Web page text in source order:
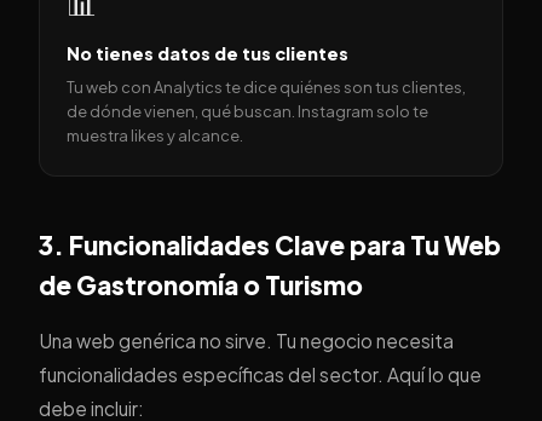
No tienes datos de tus clientes
Tu web con Analytics te dice quiénes son tus clientes,
de dónde vienen, qué buscan. Instagram solo te
muestra likes y alcance.
3. Funcionalidades Clave para Tu Web
de Gastronomía o Turismo
Una web genérica no sirve. Tu negocio necesita
funcionalidades específicas del sector. Aquí lo que
debe incluir: